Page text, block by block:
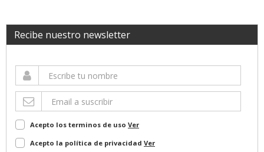
Recibe nuestro newsletter
Acepto los terminos de uso Ver
Acepto la política de privacidad Ver